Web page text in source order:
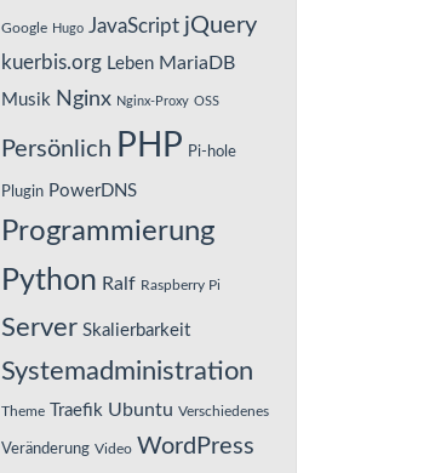
Google Hugo JavaScript jQuery
kuerbis.org Leben MariaDB
Musik Nginx Nginx-Proxy OSS
Persönlich PHP Pi-hole
Plugin PowerDNS
Programmierung
Python Ralf Raspberry Pi
Server Skalierbarkeit
Systemadministration
Theme Traefik Ubuntu Verschiedenes
Veränderung Video WordPress